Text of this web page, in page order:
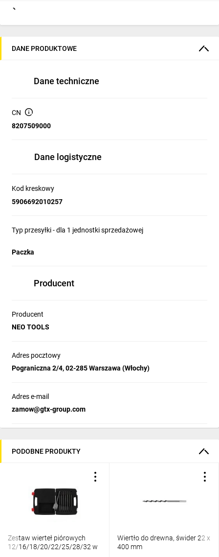
DANE PRODUKTOWE
Dane techniczne
CN
8207509000
Dane logistyczne
Kod kreskowy
5906692010257
Typ przesyłki - dla 1 jednostki sprzedażowej
Paczka
Producent
Producent
NEO TOOLS
Adres pocztowy
Pograniczna 2/4, 02-285 Warszawa (Włochy)
Adres e-mail
zamow@gtx-group.com
PODOBNE PRODUKTY
Zestaw wierteł piórowych
12/16/18/20/22/25/28/32 w
Wiertło do drewna, świder 22 x
400 mm